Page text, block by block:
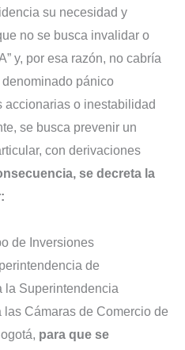
su necesidad y
no se busca invalidar o
y, por esa razón, no cabría
pánico
accionarias o inestabilidad
se busca prevenir un
con derivaciones
se decreta la
de Inversiones
de
la Superintendencia
Cámaras de Comercio de
para que se